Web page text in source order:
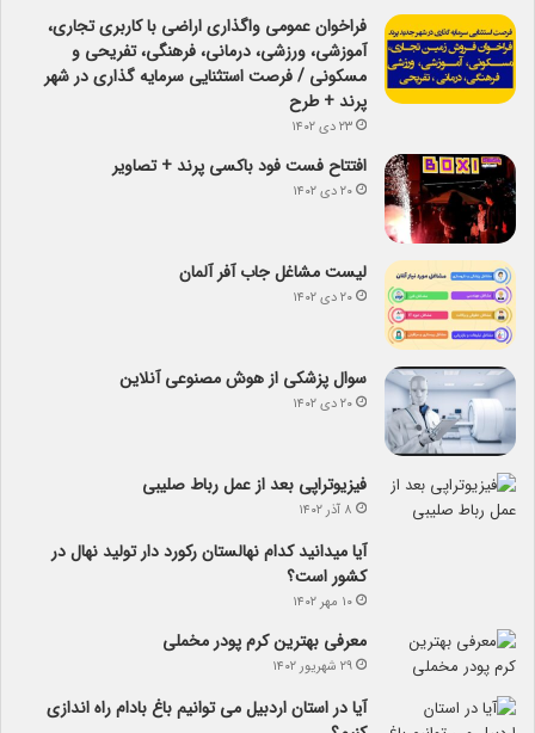
فراخوان عمومی واگذاری اراضی با کاربری تجاری،
آموزشی، ورزشی، درمانی، فرهنگی، تفریحی و
مسکونی / فرصت استثنایی سرمایه گذاری در شهر
پرند + طرح
۲۳ دی ۱۴۰۲
افتتاح فست فود باکسی پرند + تصاویر
۲۰ دی ۱۴۰۲
لیست مشاغل جاب آفر آلمان
۲۰ دی ۱۴۰۲
سوال پزشکی از هوش مصنوعی آنلاین
۲۰ دی ۱۴۰۲
فیزیوتراپی بعد از عمل رباط صلیبی
۸ آذر ۱۴۰۲
آیا می­دانید کدام نهالستان رکورد دار تولید نهال­ در
کشور است؟
۱۰ مهر ۱۴۰۲
معرفی بهترین کرم پودر مخملی
۲۹ شهریور ۱۴۰۲
آیا در استان اردبیل می توانیم باغ بادام راه اندازی